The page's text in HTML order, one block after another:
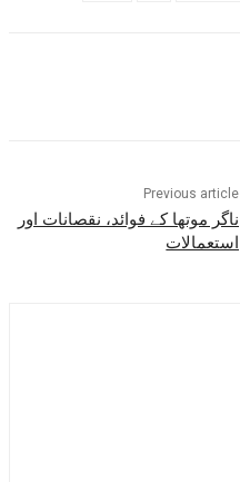
Previous article
ناگر موتھا کے فوائد، نقصانات اور
استعمالات